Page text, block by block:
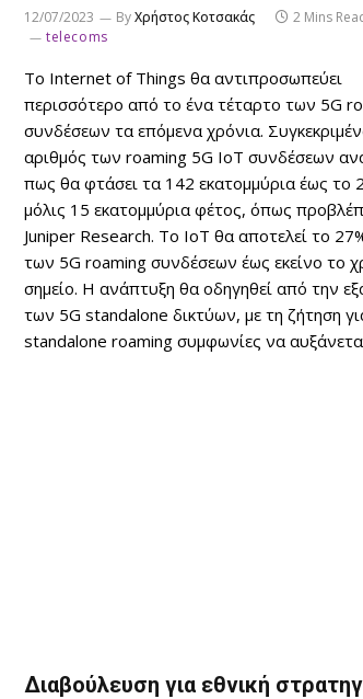
12/07/2023 ByΧρήστος Κοτσακάς
2 Mins
telecoms
Το Internet of Things θα αντιπροσωπεύει
περισσότερο από το ένα τέταρτο των 5G
συνδέσεων τα επόμενα χρόνια.
αριθμός των roaming 5G IoT συνδέσεων
πως θα φτάσει τα 142 εκατομμύρια έως το
μόλις 15 εκατομμύρια φέτος, όπως
Juniper Research. Το IoT θα αποτελεί το
των 5G roaming συνδέσεων έως εκείνο το
σημείο. Η ανάπτυξη θα οδηγηθεί από την
των 5G standalone δικτύων, με τη ζήτηση
standalone roaming συμφωνίες να
Διαβούλευση για εθνική